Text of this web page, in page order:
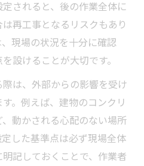
されると、後の作業全体に
再工事となるリスクもあり
現場の状況を十分に確認
設けることが大切です。
は、外部からの影響を受け
。例えば、建物のコンクリ
動かされる心配のない場所
した基準点は必ず現場全体
記しておくことで、作業者